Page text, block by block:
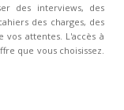
des interviews, des
des charges, des
attentes. L'accès à
que vous choisissez.